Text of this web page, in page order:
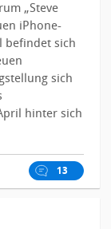
„Steve
iPhone-
befindet sich
sich
hinter sich
13